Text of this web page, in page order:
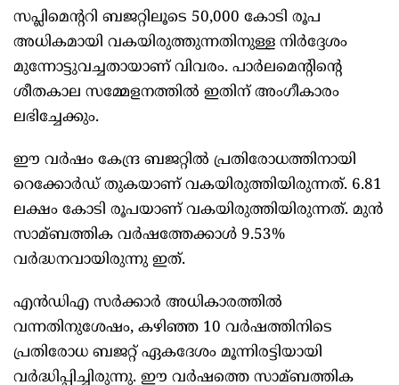
സപ്ലിമെന്ററി ബജറ്റിലൂടെ 50,000 കോടി രൂപ
അധികമായി വകയിരുത്തുന്നതിനുള്ള നിർദ്ദേശം
മുന്നോട്ടുവച്ചതായാണ് വിവരം. പാർലമെന്റിന്റെ
ശീതകാല സമ്മേളനത്തില്‍ ഇതിന് അംഗീകാരം
ലഭിച്ചേക്കും.
ഈ വർഷം കേന്ദ്ര ബജറ്റില്‍ പ്രതിരോധത്തിനായി
റെക്കോർഡ് തുകയാണ് വകയിരുത്തിയിരുന്നത്. 6.81
ലക്ഷം കോടി രൂപയാണ് വകയിരുത്തിയിരുന്നത്. മുൻ
സാമ്ബത്തിക വർഷത്തേക്കാള്‍ 9.53%
വർദ്ധനവായിരുന്നു ഇത്.
എൻഡിഎ സർക്കാർ അധികാരത്തില്‍
വന്നതിനുശേഷം, കഴിഞ്ഞ 10 വർഷത്തിനിടെ
പ്രതിരോധ ബജറ്റ് ഏകദേശം മൂന്നിരട്ടിയായി
വർദ്ധിപ്പിച്ചിരുന്നു. ഈ വർഷത്തെ സാമ്ബത്തിക